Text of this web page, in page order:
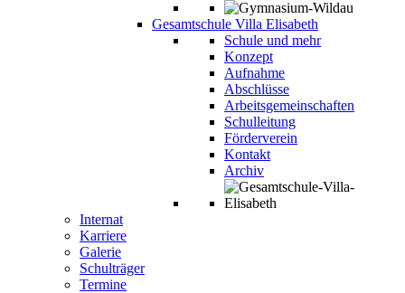
Gesamtschule Villa Elisabeth
Schule und mehr
Konzept
Aufnahme
Abschlüsse
Arbeitsgemeinschaften
Schulleitung
Förderverein
Kontakt
Archiv
Internat
Karriere
Galerie
Schulträger
Termine